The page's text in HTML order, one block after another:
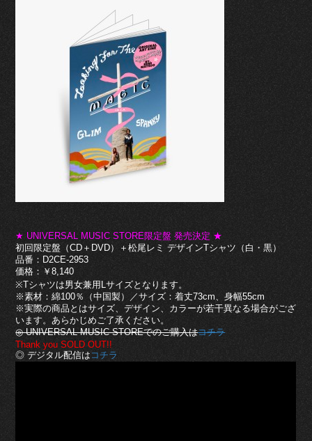
★ UNIVERSAL MUSIC STORE限定盤 発売決定 ★
初回限定盤（CD＋DVD）＋松尾レミ デザインTシャツ（白・黒）
品番：D2CE-2953
価格：￥8,140
※Tシャツは男女兼用Lサイズとなります。
※素材：綿100％（中国製）／サイズ：着丈73cm、身幅55cm
※実際の商品とはサイズ、デザイン、カラーが若干異なる場合がござ
います。あらかじめご了承ください。
◎ UNIVERSAL MUSIC STOREでのご購入はコチラ
Thank you SOLD OUT!!
◎ デジタル配信は コチラ